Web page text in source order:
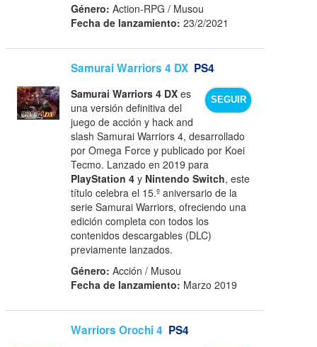
Género: Action-RPG / Musou
Fecha de lanzamiento: 23/2/2021
Samurai Warriors 4 DX PS4
SEGUIR
Samurai Warriors 4 DX es
una versión definitiva del
juego de acción y hack and
slash Samurai Warriors 4, desarrollado
por Omega Force y publicado por Koei
Tecmo. Lanzado en 2019 para
PlayStation 4 y Nintendo Switch, este
título celebra el 15.º aniversario de la
serie Samurai Warriors, ofreciendo una
edición completa con todos los
contenidos descargables (DLC)
previamente lanzados.
Género: Acción / Musou
Fecha de lanzamiento: Marzo 2019
Warriors Orochi 4 PS4